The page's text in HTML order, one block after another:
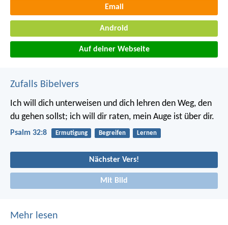
Email
Android
Auf deiner Webseite
Zufalls Bibelvers
Ich will dich unterweisen und dich lehren den Weg, den
du gehen sollst; ich will dir raten, mein Auge ist über dir.
Psalm 32:8 Ermutigung Begreifen Lernen
Nächster Vers!
Mit Bild
Mehr lesen